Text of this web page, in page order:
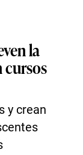
la
y crean